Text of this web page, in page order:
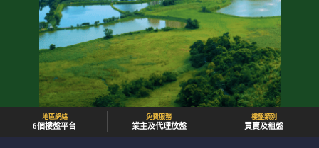
地區網絡
6個樓盤平台
免費服務
業主及代理放盤
樓盤類別
買賣及租盤